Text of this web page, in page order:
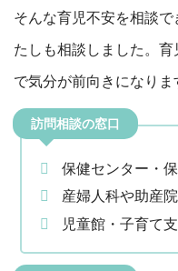
そんな育児不安を相談
たしも相談しました。
で気分が前向きになりま
訪問相談の窓口
保健センター・
産婦人科や助産院
児童館・子育て